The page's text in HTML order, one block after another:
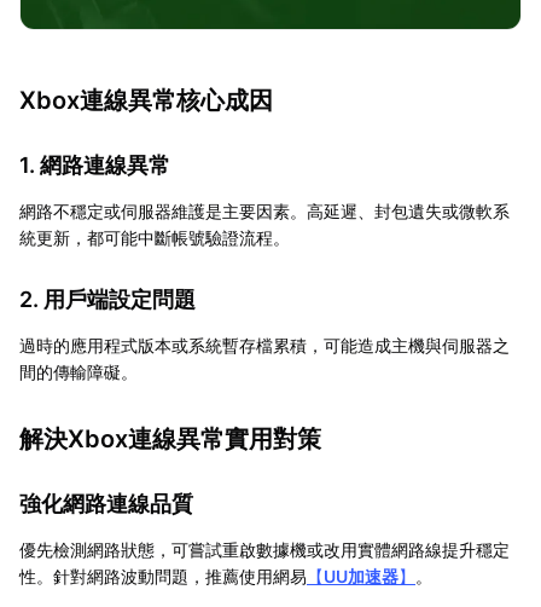
Xbox連線異常核心成因
1. 網路連線異常
網路不穩定或伺服器維護是主要因素。高延遲、封包遺失或微軟系
統更新，都可能中斷帳號驗證流程。
2. 用戶端設定問題
過時的應用程式版本或系統暫存檔累積，可能造成主機與伺服器之
間的傳輸障礙。
解決Xbox連線異常實用對策
強化網路連線品質
優先檢測網路狀態，可嘗試重啟數據機或改用實體網路線提升穩定
性。針對網路波動問題，推薦使用網易 【UU加速器】 。